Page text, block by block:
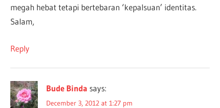
megah hebat tetapi bertebaran ‘kepalsuan’ identitas.
Salam,
Reply
Bude Binda says:
December 3, 2012 at 1:27 pm